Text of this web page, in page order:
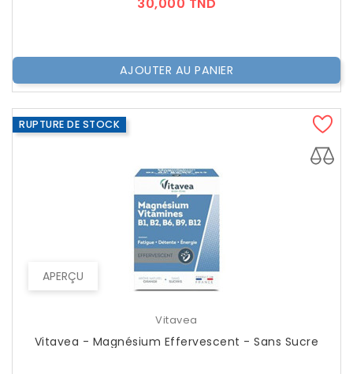
AJOUTER AU PANIER
APERÇU
RUPTURE DE STOCK
Vitavea
Vitavea - Magnésium Effervescent - Sans Sucre